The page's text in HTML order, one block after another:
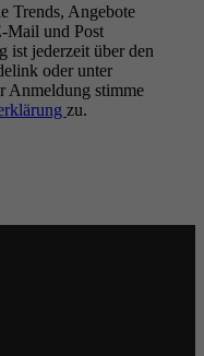
Trends, Angebote
Mail und Post
ist jederzeit über den
oder unter
Anmeldung stimme
zu.